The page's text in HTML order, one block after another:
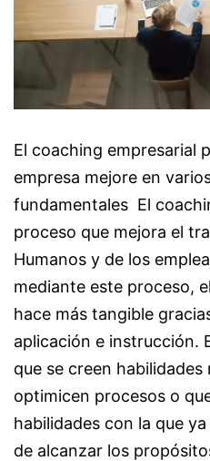
El coaching empresarial
empresa mejore en
fundamentales El
proceso que mejora el
Humanos y de los
mediante este proceso,
hace más tangible
aplicación e instrucción.
que se creen habilidades
optimicen procesos o
habilidades con la que
de alcanzar los